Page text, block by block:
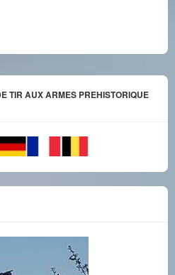
TIR AUX ARMES PREHISTORIQUE